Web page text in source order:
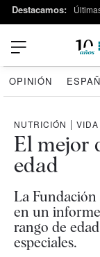
Destacamos:
OPINIÓN
NUTRICIÓN |
El mejor
edad
La
en un
rango de
especiales.